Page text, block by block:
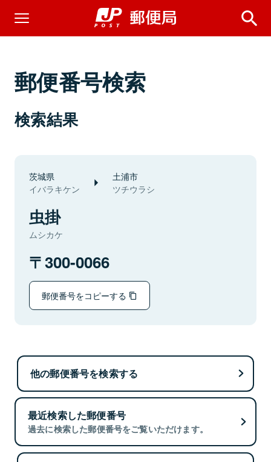
郵便番号検索
検索結果
茨城県
イバラキケン
土浦市
ツチウラシ
虫掛
ムシカケ
300-0066
郵便番号をコピーする
他の郵便番号を検索する
最近検索した郵便番号
過去に検索した郵便番号をご覧いただけます。